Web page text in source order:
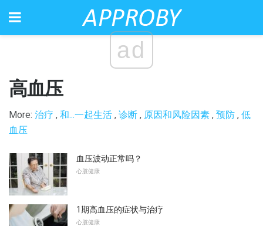
ad
高血压
More: 治疗 , 和...一起生活 , 诊断 , 原因和风险因素 , 预防 , 低
血压
血压波动正常吗？
心脏健康
1期高血压的症状与治疗
心脏健康